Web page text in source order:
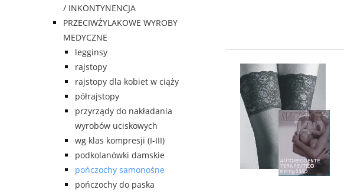
/ INKONTYNENCJA
PRZECIWŻYLAKOWE WYROBY
MEDYCZNE
legginsy
rajstopy
rajstopy dla kobiet w ciąży
półrajstopy
przyrządy do nakładania
wyrobów uciskowych
wg klas kompresji (I-III)
podkolanówki damskie
pończochy samonośne
pończochy do paska